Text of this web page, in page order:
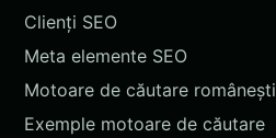
Clienți SEO
Meta elemente SEO
Motoare de căutare românești
Exemple motoare de căutare